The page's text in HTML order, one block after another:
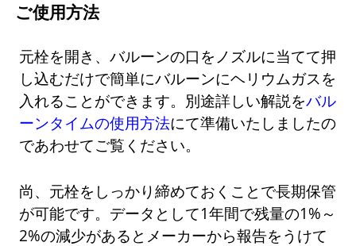
ご使用方法
元栓を開き、バルーンの口をノズルに当てて押
し込むだけで簡単にバルーンにヘリウムガスを
入れることができます。別途詳しい解説をバル
ーンタイムの使用方法にて準備いたしましたの
であわせてご覧ください。
尚、元栓をしっかり締めておくことで長期保管
が可能です。データとして1年間で残量の1%～
2%の減少があるとメーカーから報告をうけて